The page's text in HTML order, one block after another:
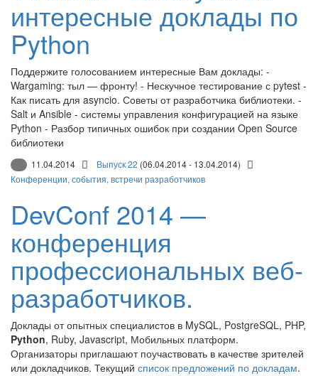
интересные доклады по
Python
Поддержите голосованием интересные Вам доклады: -
Wargaming: тыл — фронту! - Нескучное тестирование с pytest -
Как писать для asyncio. Советы от разработчика библиотеки. -
Salt и Ansible - системы управления конфигурацией на языке
Python - Разбор типичных ошибок при создании Open Source
библиотеки
11.04.2014 Выпуск 22 (06.04.2014 - 13.04.2014)
Конференции, события, встречи разработчиков
DevConf 2014 —
конференция
профессиональных веб-
разработчиков.
Доклады от опытных специалистов в MySQL, PostgreSQL, PHP,
Python, Ruby, Javascript, Мобильных платформ.
Организаторы приглашают поучаствовать в качестве зрителей
или докладчиков. Текущий список предложений по докладам.